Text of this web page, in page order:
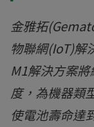
金雅拓
物聯網(IoT)解
M1解決方案
度，為機器類
使電池壽命達